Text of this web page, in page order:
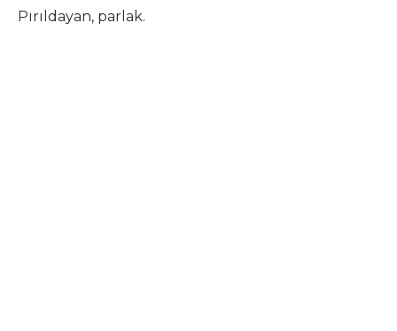
Pırıldayan, parlak.